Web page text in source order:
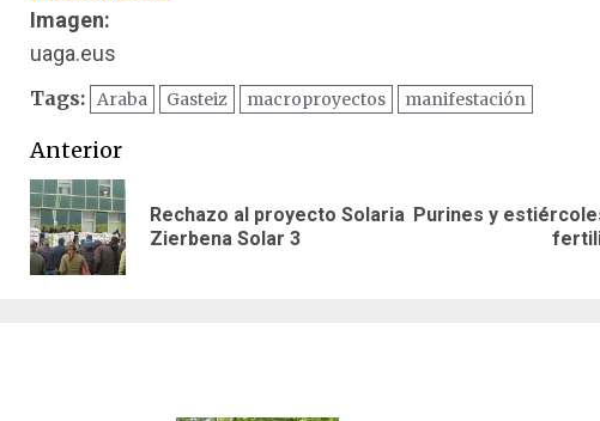
Imagen:
uaga.eus
Tags: Araba Gasteiz macroproyectos manifestación
Navegación
de
entradas
Anterior
Entrada
Rechazo al proyecto Solaria
Zierbena Solar 3
Siguiente
Purines y